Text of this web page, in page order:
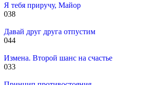
Я тебя приручу, Майор
038
Давай друг друга отпустим
044
Измена. Второй шанс на счастье
033